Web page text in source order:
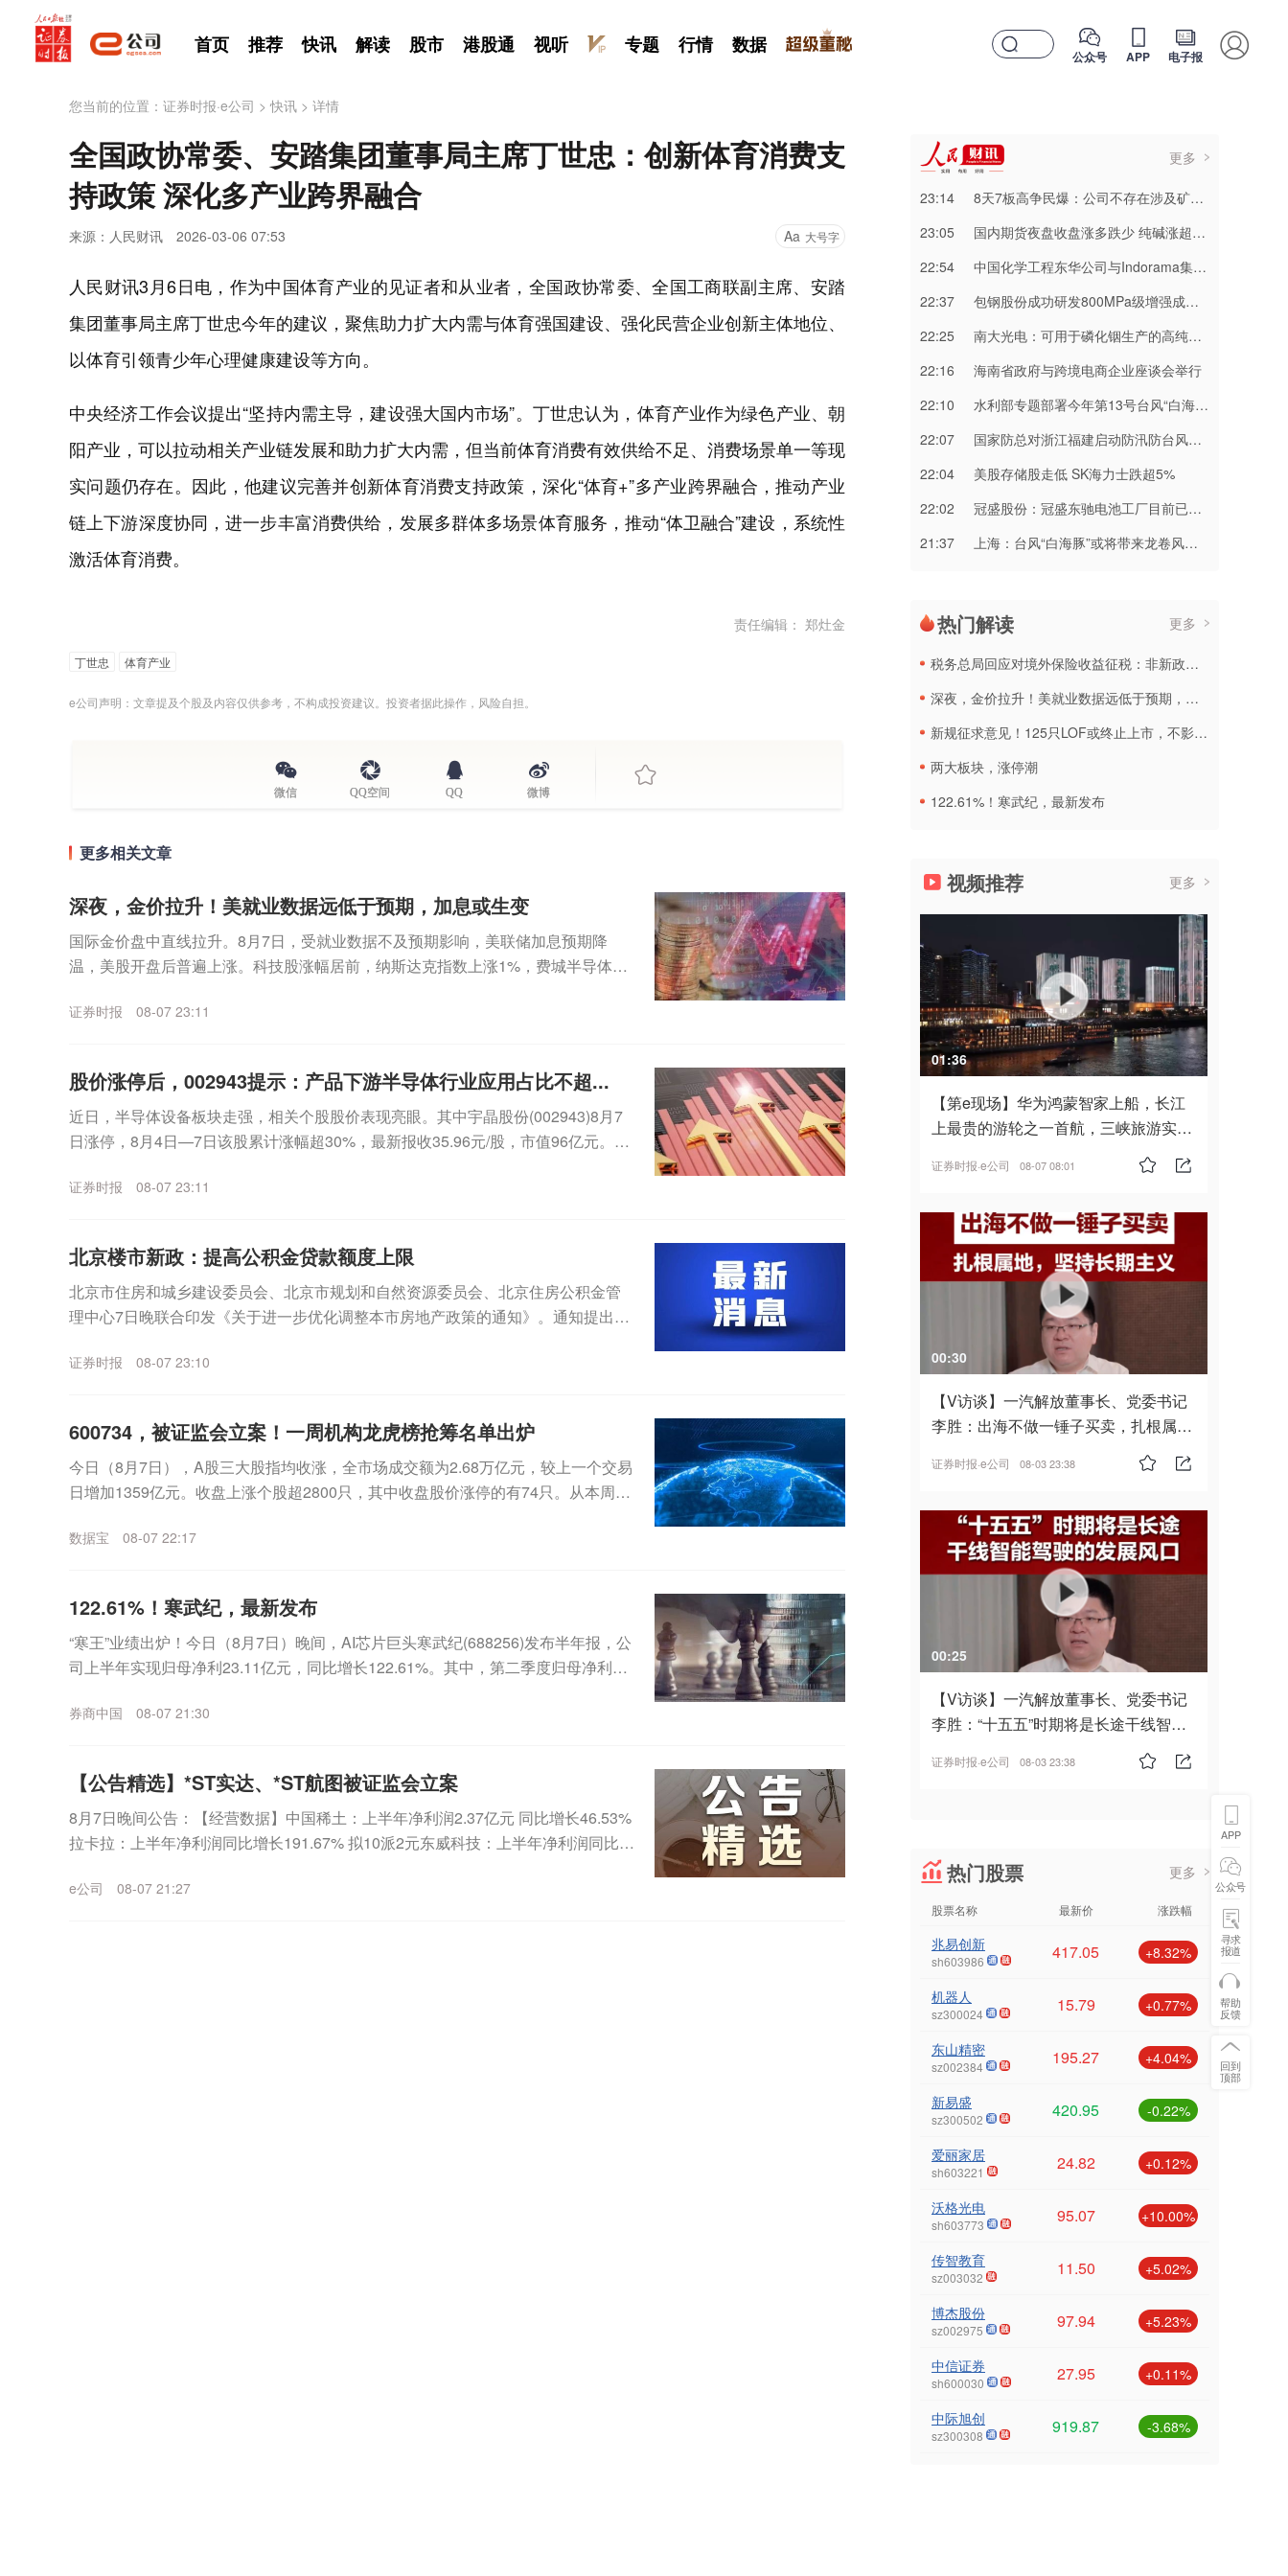
首页 推荐 快讯 解读 股市 港股通 视听 专题 行情 数据 公众号 APP 电子报
您当前的位置： 证券时报·e公司 >快讯 > 详情
全国政协常委、安踏集团董事局主席丁世忠：创新体育消费支
持政策 深化多产业跨界融合
来源：人民财讯 2026-03-06 07:53 Aa 大号字
人民财讯3月6日电，作为中国体育产业的见证者和从业者，全国政协常委、全国工商联副主席、安踏
集团董事局主席丁世忠今年的建议，聚焦助力扩大内需与体育强国建设、强化民营企业创新主体地位、
以体育引领青少年心理健康建设等方向。
中央经济工作会议提出“坚持内需主导，建设强大国内市场”。丁世忠认为，体育产业作为绿色产业、朝
阳产业，可以拉动相关产业链发展和助力扩大内需，但当前体育消费有效供给不足、消费场景单一等现
实问题仍存在。因此，他建议完善并创新体育消费支持政策，深化“体育+”多产业跨界融合，推动产业
链上下游深度协同，进一步丰富消费供给，发展多群体多场景体育服务，推动“体卫融合”建设，系统性
激活体育消费。
责任编辑： 郑灶金
丁世忠 体育产业
e公司声明：文章提及个股及内容仅供参考，不构成投资建议。投资者据此操作，风险自担。
微信 QQ空间 QQ 微博
更多相关文章
深夜，金价拉升！美就业数据远低于预期，加息或生变
国际金价盘中直线拉升。8月7日，受就业数据不及预期影响，美联储加息预期降
温，美股开盘后普遍上涨。科技股涨幅居前，纳斯达克指数上涨1%，费城半导体指
证券时报 08-07 23:11
股价涨停后，002943提示：产品下游半导体行业应用占比不超...
近日，半导体设备板块走强，相关个股股价表现亮眼。其中宇晶股份(002943)8月7
日涨停，8月4日—7日该股累计涨幅超30%，最新报收35.96元/股，市值96亿元。8
证券时报 08-07 23:11
北京楼市新政：提高公积金贷款额度上限
北京市住房和城乡建设委员会、北京市规划和自然资源委员会、北京住房公积金管
理中心7日晚联合印发《关于进一步优化调整本市房地产政策的通知》。通知提出，
证券时报 08-07 23:10
600734，被证监会立案！一周机构龙虎榜抢筹名单出炉
今日（8月7日），A股三大股指均收涨，全市场成交额为2.68万亿元，较上一个交易
日增加1359亿元。收盘上涨个股超2800只，其中收盘股价涨停的有74只。从本周的
数据宝 08-07 22:17
122.61%！寒武纪，最新发布
“寒王”业绩出炉！今日（8月7日）晚间，AI芯片巨头寒武纪(688256)发布半年报，公
司上半年实现归母净利23.11亿元，同比增长122.61%。其中，第二季度归母净利为
券商中国 08-07 21:30
【公告精选】*ST实达、*ST航图被证监会立案
8月7日晚间公告：【经营数据】中国稀土：上半年净利润2.37亿元 同比增长46.53%
拉卡拉：上半年净利润同比增长191.67% 拟10派2元东威科技：上半年净利润同比增
e公司 08-07 21:27
更多
23:14
8天7板高争民爆：公司不存在涉及矿山资产注入和重大资产重组的具体计划
23:05
国内期货夜盘收盘涨多跌少 纯碱涨超3%
22:54
中国化学工程东华公司与Indorama集团正式签署安阳清洁制气示范项目EPC合同
22:37
包钢股份成功研发800MPa级增强成形性稀土热轧汽车钢
22:25
南大光电：可用于磷化铟生产的高纯三甲基铟产能目前约为2吨/年
22:16
海南省政府与跨境电商企业座谈会举行
22:10
水利部专题部署今年第13号台风“白海豚” 暴雨洪水防御工作
22:07
国家防总对浙江福建启动防汛防台风三级应急响应
22:04
美股存储股走低 SK海力士跌超5%
22:02
冠盛股份：冠盛东驰电池工厂目前已进入全面联机调试工作
21:37
上海：台风“白海豚”或将带来龙卷风等极端影响
热门解读 更多
税务总局回应对境外保险收益征税：非新政策，无需过度解读
深夜，金价拉升！美就业数据远低于预期，加息或生变
新规征求意见！125只LOF或终止上市，不影响基金正常投资运作
两大板块，涨停潮
122.61%！寒武纪，最新发布
视频推荐 更多
01:36
【第e现场】华为鸿蒙智家上船，长江
上最贵的游轮之一首航，三峡旅游实
证券时报·e公司 08-07 08:01
00:30
【V访谈】一汽解放董事长、党委书记
李胜：出海不做一锤子买卖，扎根属
证券时报·e公司 08-03 23:38
00:25
【V访谈】一汽解放董事长、党委书记
李胜：“十五五”时期将是长途干线智能
证券时报·e公司 08-03 23:38
热门股票 更多
股票名称 最新价 涨跌幅
兆易创新
sh603986 417.05 +8.32%
机器人
sz300024 15.79 +0.77%
东山精密
sz002384 195.27 +4.04%
新易盛
sz300502 420.95 -0.22%
爱丽家居
sh603221 24.82 +0.12%
沃格光电
sh603773 95.07 +10.00%
传智教育
sz003032 11.50 +5.02%
博杰股份
sz002975 97.94 +5.23%
中信证券
sh600030 27.95 +0.11%
中际旭创
sz300308 919.87 -3.68%
APP
公众号
寻求
报道
帮助
反馈
回到
顶部